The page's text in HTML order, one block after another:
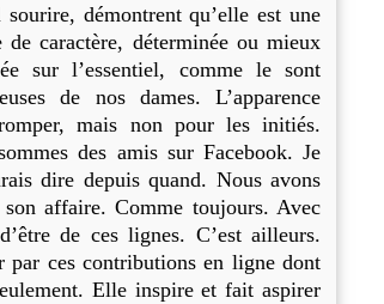
sourire, démontrent qu’elle est une
de caractère, déterminée ou mieux
sur l’essentiel, comme le sont
de nos dames. L’apparence
mais non pour les initiés.
des amis sur Facebook. Je
dire depuis quand. Nous avons
affaire. Comme toujours. Avec
de ces lignes. C’est ailleurs.
par ces contributions en ligne dont
Elle inspire et fait aspirer